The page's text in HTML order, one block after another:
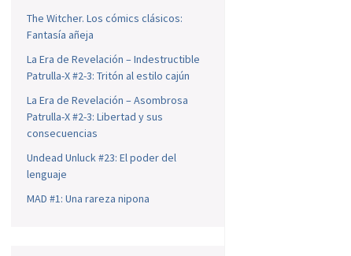
The Witcher. Los cómics clásicos:
Fantasía añeja
La Era de Revelación – Indestructible
Patrulla-X #2-3: Tritón al estilo cajún
La Era de Revelación – Asombrosa
Patrulla-X #2-3: Libertad y sus
consecuencias
Undead Unluck #23: El poder del
lenguaje
MAD #1: Una rareza nipona